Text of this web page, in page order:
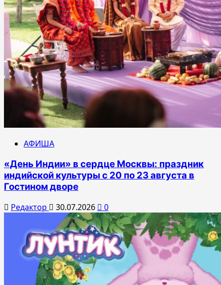
АФИША
«День Индии» в сердце Москвы: праздник
индийской культуры с 20 по 23 августа в
Гостином дворе
Редактор 30.07.2026 0